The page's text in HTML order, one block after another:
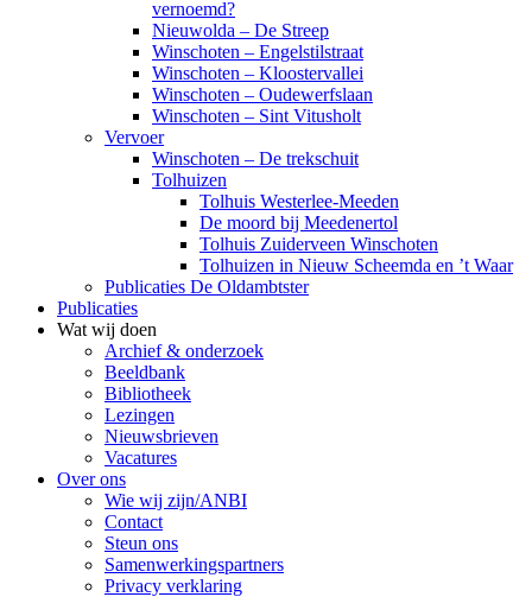
vernoemd?
Nieuwolda – De Streep
Winschoten – Engelstilstraat
Winschoten – Kloostervallei
Winschoten – Oudewerfslaan
Winschoten – Sint Vitusholt
Vervoer
Winschoten – De trekschuit
Tolhuizen
Tolhuis Westerlee-Meeden
De moord bij Meedenertol
Tolhuis Zuiderveen Winschoten
Tolhuizen in Nieuw Scheemda en ’t Waar
Publicaties De Oldambtster
Publicaties
Wat wij doen
Archief & onderzoek
Beeldbank
Bibliotheek
Lezingen
Nieuwsbrieven
Vacatures
Over ons
Wie wij zijn/ANBI
Contact
Steun ons
Samenwerkingspartners
Privacy verklaring